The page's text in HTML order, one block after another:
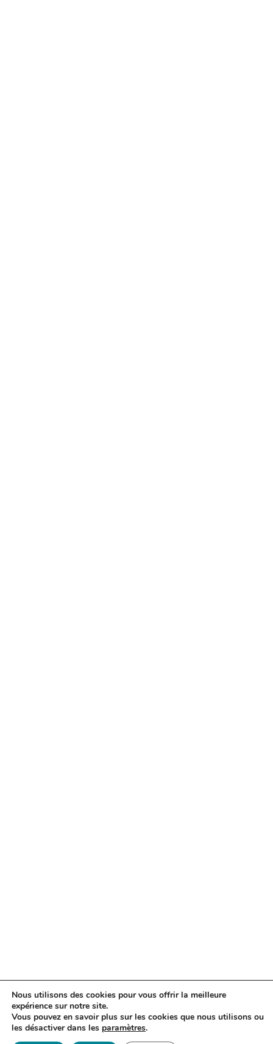
Nous utilisons des cookies pour vous offrir la meilleure
expérience sur notre site.
Vous pouvez en savoir plus sur les cookies que nous utilisons ou
les désactiver dans les paramètres.